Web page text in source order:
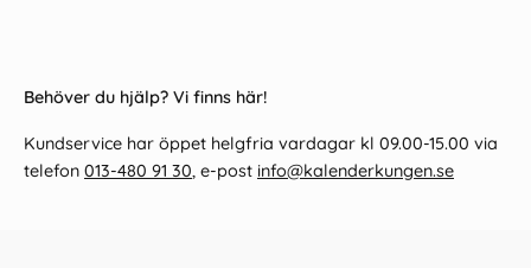
Behöver du hjälp? Vi finns här!
Kundservice har öppet helgfria vardagar kl 09.00-15.00 via
telefon 013-480 91 30, e-post info@kalenderkungen.se